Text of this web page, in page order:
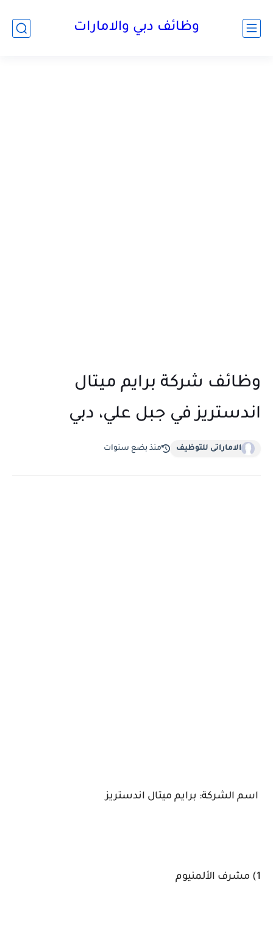
وظائف دبي والامارات
وظائف شركة برايم ميتال
اندستريز في جبل علي، دبي
الاماراتى للتوظيف منذ بضع سنوات
اسم الشركة: برايم ميتال اندستريز
1) مشرف الألمنيوم